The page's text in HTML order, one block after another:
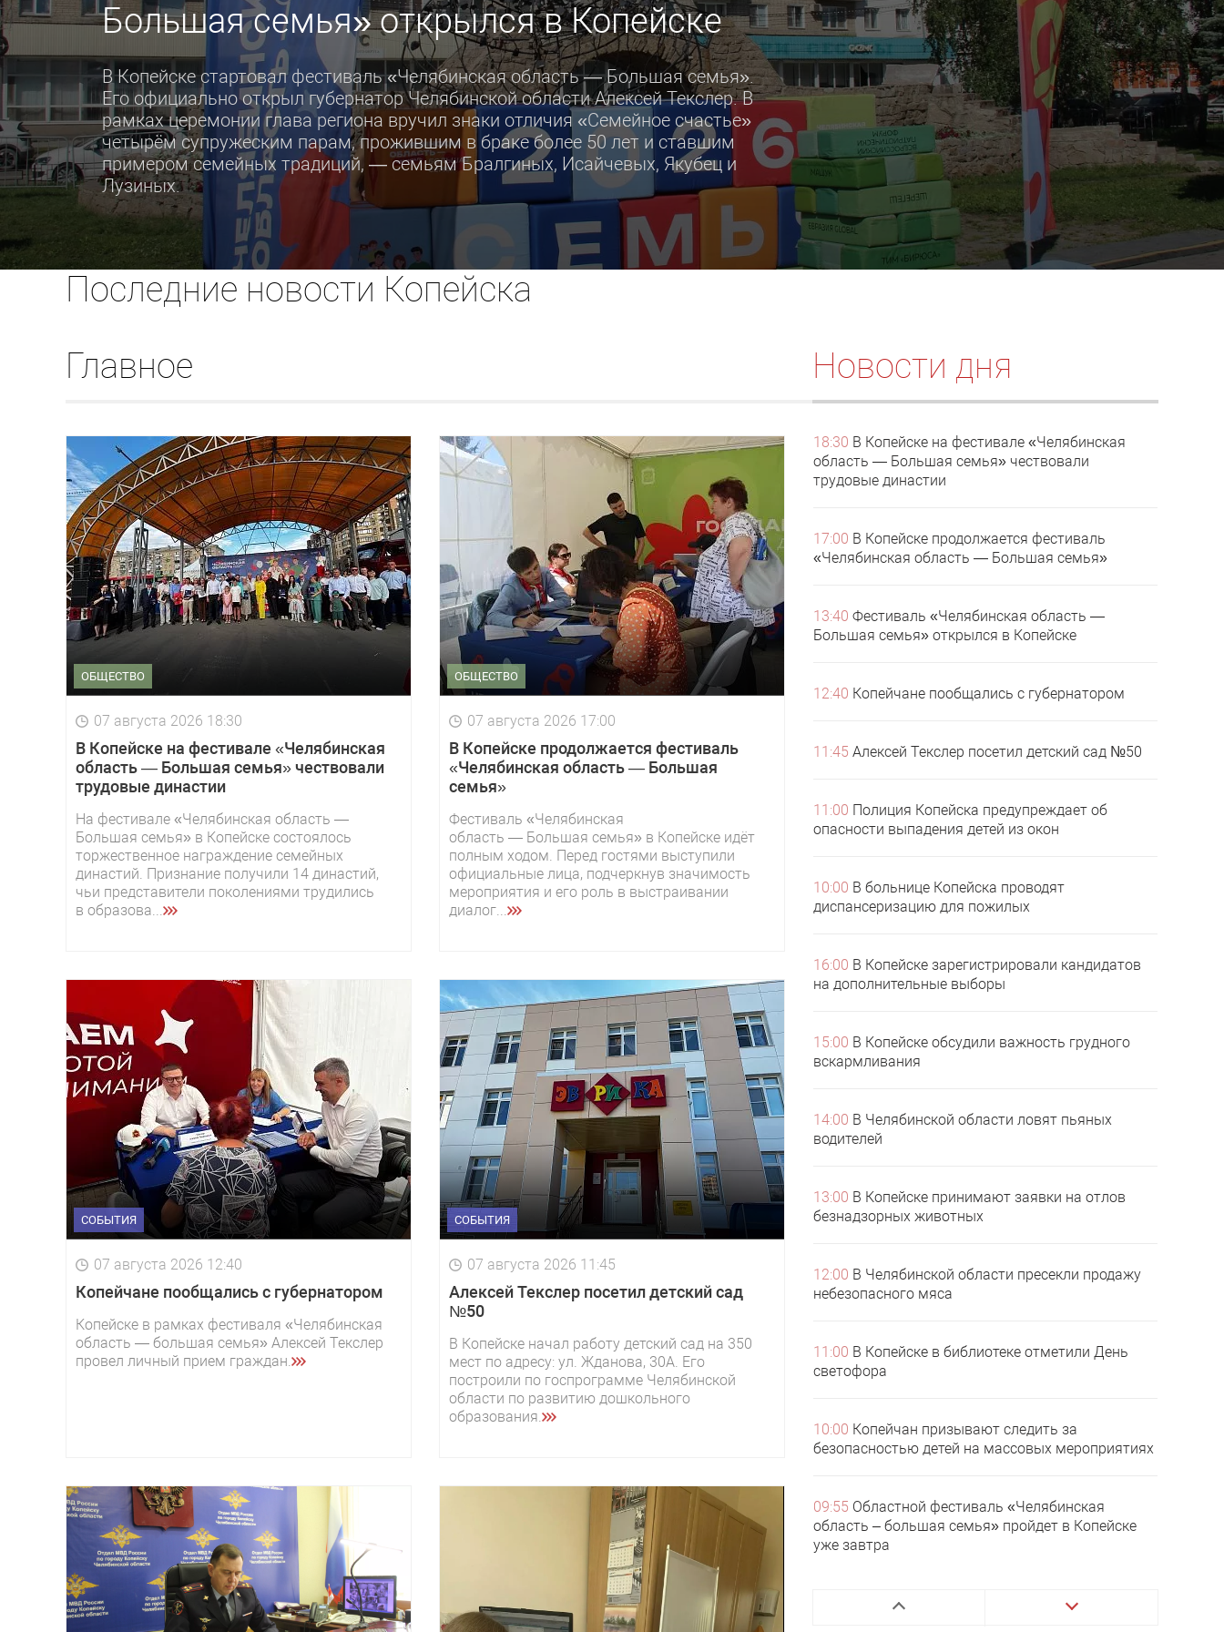
Большая семья» открылся в Копейске
В Копейске стартовал фестиваль «Челябинская область — Большая семья».
Его официально открыл губернатор Челябинской области Алексей Текслер. В
рамках церемонии глава региона вручил знаки отличия «Семейное счастье»
четырём супружеским парам, прожившим в браке более 50 лет и ставшим
примером семейных традиций, — семьям Бралгиных, Исайчевых, Якубец и
Лузиных.
Последние новости Копейска
Главное
ОБЩЕСТВО
07 августа 2026 18:30
В Копейске на фестивале «Челябинская
область — Большая семья» чествовали
трудовые династии
На фестивале «Челябинская область —
Большая семья» в Копейске состоялось
торжественное награждение семейных
династий. Признание получили 14 династий,
чьи представители поколениями трудились
в образова...
ОБЩЕСТВО
07 августа 2026 17:00
В Копейске продолжается фестиваль
«Челябинская область — Большая
семья»
Фестиваль «Челябинская
область — Большая семья» в Копейске идёт
полным ходом. Перед гостями выступили
официальные лица, подчеркнув значимость
мероприятия и его роль в выстраивании
диалог...
СОБЫТИЯ
07 августа 2026 12:40
Копейчане пообщались с губернатором
Копейске в рамках фестиваля «Челябинская
область — большая семья» Алексей Текслер
провел личный прием граждан.
СОБЫТИЯ
07 августа 2026 11:45
Алексей Текслер посетил детский сад
№50
В Копейске начал работу детский сад на 350
мест по адресу: ул. Жданова, 30А. Его
построили по госпрограмме Челябинской
области по развитию дошкольного
образования.
Новости дня
18:30 В Копейске на фестивале «Челябинская
область — Большая семья» чествовали
трудовые династии
17:00 В Копейске продолжается фестиваль
«Челябинская область — Большая семья»
13:40 Фестиваль «Челябинская область —
Большая семья» открылся в Копейске
12:40 Копейчане пообщались с губернатором
11:45 Алексей Текслер посетил детский сад №50
11:00 Полиция Копейска предупреждает об
опасности выпадения детей из окон
10:00 В больнице Копейска проводят
диспансеризацию для пожилых
16:00 В Копейске зарегистрировали кандидатов
на дополнительные выборы
15:00 В Копейске обсудили важность грудного
вскармливания
14:00 В Челябинской области ловят пьяных
водителей
13:00 В Копейске принимают заявки на отлов
безнадзорных животных
12:00 В Челябинской области пресекли продажу
небезопасного мяса
11:00 В Копейске в библиотеке отметили День
светофора
10:00 Копейчан призывают следить за
безопасностью детей на массовых мероприятиях
09:55 Областной фестиваль «Челябинская
область – большая семья» пройдет в Копейске
уже завтра
Южноуральцев старшего поколения